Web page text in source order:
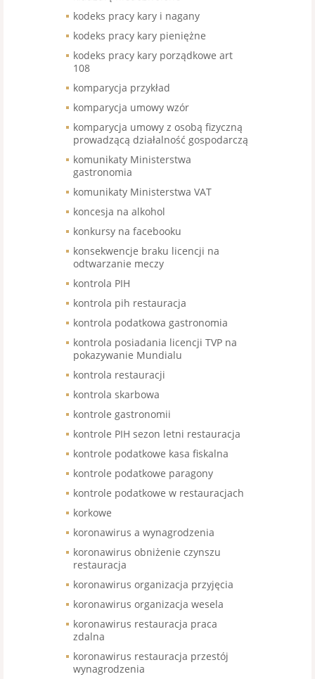
kodeks pracy kary i nagany
kodeks pracy kary pieniężne
kodeks pracy kary porządkowe art
108
komparycja przykład
komparycja umowy wzór
komparycja umowy z osobą fizyczną
prowadzącą działalność gospodarczą
komunikaty Ministerstwa
gastronomia
komunikaty Ministerstwa VAT
koncesja na alkohol
konkursy na facebooku
konsekwencje braku licencji na
odtwarzanie meczy
kontrola PIH
kontrola pih restauracja
kontrola podatkowa gastronomia
kontrola posiadania licencji TVP na
pokazywanie Mundialu
kontrola restauracji
kontrola skarbowa
kontrole gastronomii
kontrole PIH sezon letni restauracja
kontrole podatkowe kasa fiskalna
kontrole podatkowe paragony
kontrole podatkowe w restauracjach
korkowe
koronawirus a wynagrodzenia
koronawirus obniżenie czynszu
restauracja
koronawirus organizacja przyjęcia
koronawirus organizacja wesela
koronawirus restauracja praca
zdalna
koronawirus restauracja przestój
wynagrodzenia